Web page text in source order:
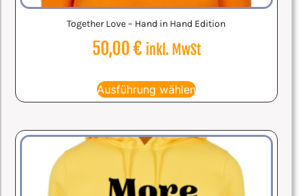
Together Love – Hand in Hand Edition
50,00€ inkl. MwSt
Ausführung wählen